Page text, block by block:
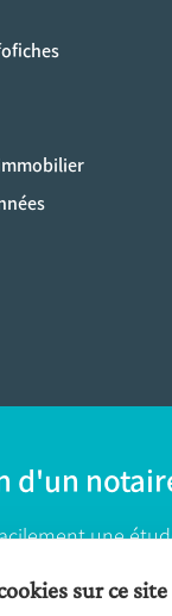
d'un
une
vous.
sur ce site